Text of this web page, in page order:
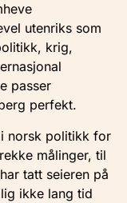
utenriks som
krig,
passer
perfekt.
norsk politikk for
målinger, til
tatt seieren på
ikke lang tid